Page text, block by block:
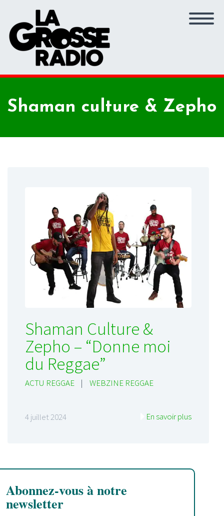
Shaman culture & Zepho
Shaman Culture &
Zepho – “Donne moi
du Reggae”
ACTU REGGAE | WEBZINE REGGAE
4 juillet 2024 En savoir plus
Abonnez-vous à notre
newsletter